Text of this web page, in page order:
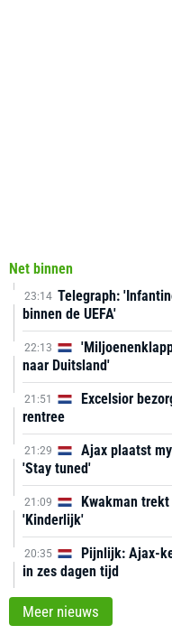
Net binnen
23:14 Telegraph:
binnen de UEFA'
22:13
naar Duitsland'
21:51
Excelsior
rentree
21:29
Ajax plaatst
'Stay tuned'
21:09
Kwakman
'Kinderlijk'
20:35
Pijnlijk: Ajax-
in zes dagen tijd
Meer nieuws